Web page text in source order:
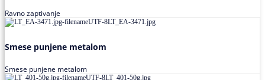
Ravno zaptivanje
Smese punjene metalom
Smese punjene metalom